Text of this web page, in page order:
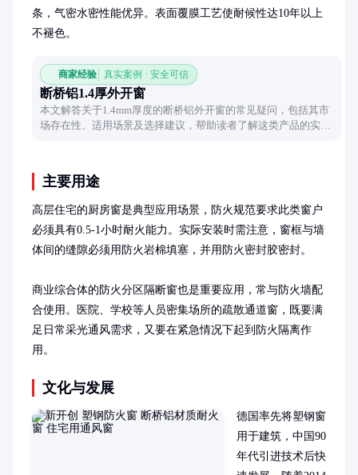
条，气密水密性能优异。表面覆膜工艺使耐候性达10年以上
不褪色。
商家经验 真实案例 · 安全可信
断桥铝1.4厚外开窗
本文解答关于1.4mm厚度的断桥铝外开窗的常见疑问，包括其市
场存在性、适用场景及选择建议，帮助读者了解这类产品的实际
主要用途
高层住宅的厨房窗是典型应用场景，防火规范要求此类窗户
必须具有0.5-1小时耐火能力。实际安装时需注意，窗框与墙
体间的缝隙必须用防火岩棉填塞，并用防火密封胶密封。
商业综合体的防火分区隔断窗也是重要应用，常与防火墙配
合使用。医院、学校等人员密集场所的疏散通道窗，既要满
足日常采光通风需求，又要在紧急情况下起到防火隔离作
用。
文化与发展
德国率先将塑钢窗
用于建筑，中国90
年代引进技术后快